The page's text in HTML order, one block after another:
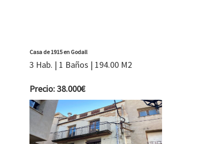
Casa de 1915 en Godall
3 Hab. | 1 Baños | 194.00 M2
Precio: 38.000€